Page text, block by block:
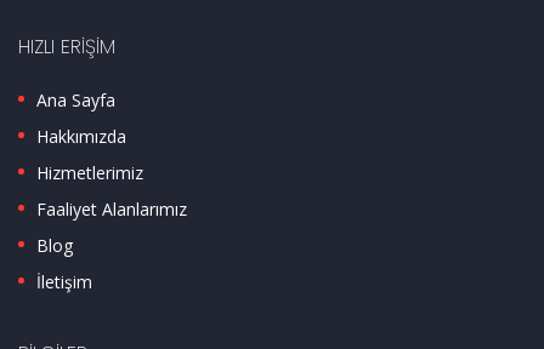
HIZLI ERIŞIM
Ana Sayfa
Hakkımızda
Hizmetlerimiz
Faaliyet Alanlarımız
Blog
İletişim